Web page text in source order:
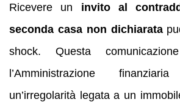
Ricevere un invito al
seconda casa non dichiarata
shock. Questa
l’Amministrazione
un’irregolarità legata a un